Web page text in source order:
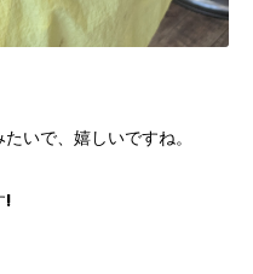
いで、嬉しいですね。
!